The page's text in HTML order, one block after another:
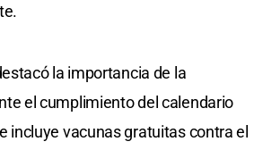
la importancia de la
el cumplimiento del calendario
incluye vacunas gratuitas contra el